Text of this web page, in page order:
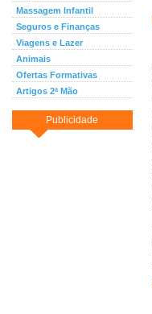
Massagem Infantil
Seguros e Finanças
Viagens e Lazer
Animais
Ofertas Formativas
Artigos 2ª Mão
Publicidade